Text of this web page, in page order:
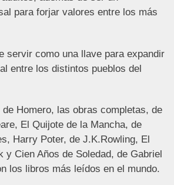
para forjar valores entre los más
servir como una llave para expandir
entre los distintos pueblos del
Homero, las obras completas, de
El Quijote de la Mancha, de
Harry Poter, de J.K.Rowling, El
y Cien Años de Soledad, de Gabriel
los libros más leídos en el mundo.